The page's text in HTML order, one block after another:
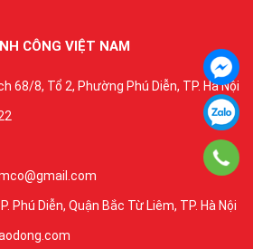
CÔNG VIỆT NAM
68/8, Tổ 2, Phường Phú Diễn, TP. Hà Nội
Phú Diễn, Quận Bắc Từ Liêm, TP. Hà Nội